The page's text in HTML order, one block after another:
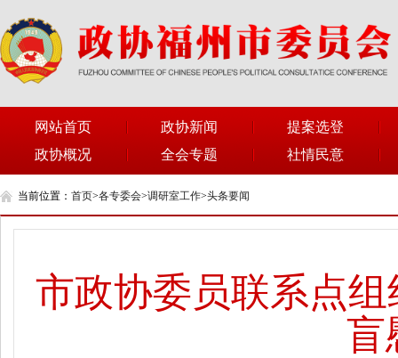
网站首页 政协新闻
提案选登
政协概况
全会专题 社情民意
当前位置： 首页>各专委会>调研室工作>头条要闻
市政协委员联系点
盲